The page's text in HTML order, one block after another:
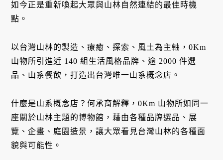
如今正是重新喚起大眾與山林自然連結的最佳時機
點。
以台灣山林的製造、療癒、探索、風土為主軸，0Km
山物所引進近 140 組生活風格品牌、逾 2000 件選
品、山系餐飲，打造出台灣唯一山系概念店。
什麼是山系概念店？何承育解釋，0Km 山物所如同一
座關於山林主題的博物館，藉由各種品牌選品、展
覽、企畫、庭園造景，讓大眾看見台灣山林的各種面
貌與可能性。